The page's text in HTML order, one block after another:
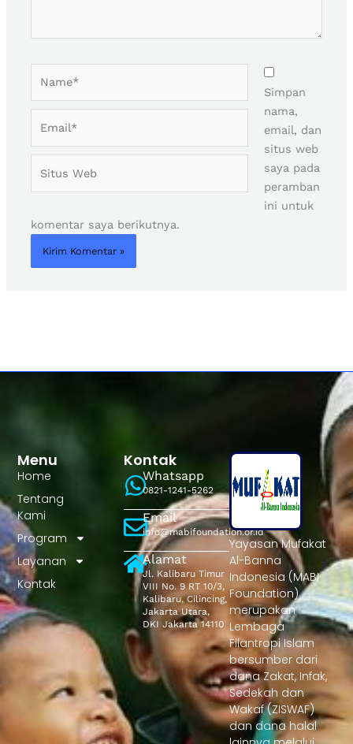
Web
Simpan
nama,
email, dan
situs web
saya pada
peramban
ini untuk
komentar saya berikutnya.
Menu
Home
Tentang
Kami
Program
Layanan
Kontak
Kontak
Whatsapp
0821-1241-5262
Email
info@mabifoundation.or.id
Alamat
Jl. Kalibaru Timur
VIII No. 9 RT 10/3,
Kalibaru, Cilincing,
Jakarta Utara,
DKI Jakarta 14110
Yayasan Mufakat
Al-Banna
Indonesia (MABI
Foundation)
merupakan
Lembaga
Filantropi Islam
bersumber dari
dana Zakat, Infak,
Sedekah dan
Wakaf (ZISWAF)
dan dana halal